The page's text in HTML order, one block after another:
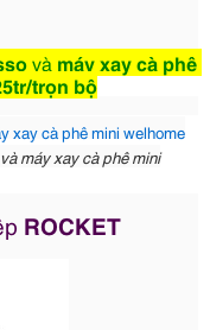
và máy xay cà phê
trọn bộ
máy xay cà phê mini
ROCKET